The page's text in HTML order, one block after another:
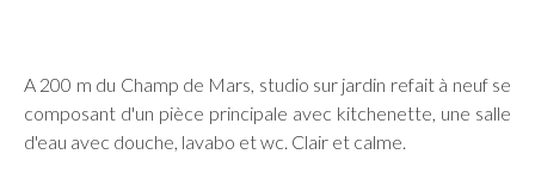
A 200 m du Champ de Mars, studio sur jardin refait à neuf se
composant d'un pièce principale avec kitchenette, une salle
d'eau avec douche, lavabo et wc. Clair et calme.